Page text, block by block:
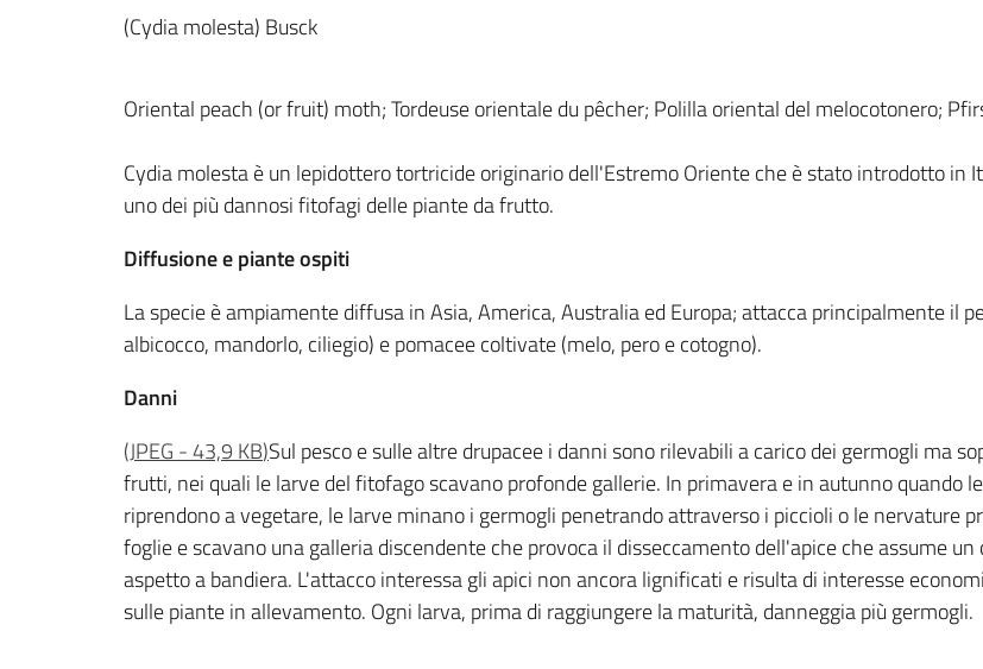
(Cydia molesta) Busck
Oriental peach (or fruit) moth; Tordeuse orientale du pêcher; Polilla oriental del melocotonero;
Cydia molesta è un lepidottero tortricide originario dell'Estremo Oriente che è stato introdotto in
uno dei più dannosi fitofagi delle piante da frutto.
Diffusione e piante ospiti
La specie è ampiamente diffusa in Asia, America, Australia ed Europa; attacca principalmente il
albicocco, mandorlo, ciliegio) e pomacee coltivate (melo, pero e cotogno).
Danni
(JPEG -43,9 KB)Sul pesco e sulle altre drupacee i danni sono rilevabili a carico dei germogli ma
frutti, nei quali le larve del fitofago scavano profonde gallerie. In primavera e in autunno quando
riprendono a vegetare, le larve minano i germogli penetrando attraverso i piccioli o le nervature
foglie e scavano una galleria discendente che provoca il disseccamento dell'apice che assume
aspetto a bandiera. L'attacco interessa gli apici non ancora lignificati e risulta di interesse
sulle piante in allevamento. Ogni larva, prima di raggiungere la maturità, danneggia più germogli.